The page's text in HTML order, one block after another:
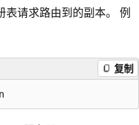
表请求路由到的副本。 例
复制